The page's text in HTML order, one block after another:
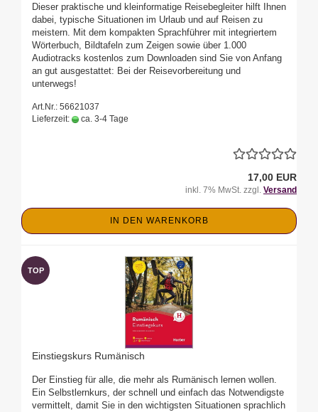
Dieser praktische und kleinformatige Reisebegleiter hilft Ihnen
dabei, typische Situationen im Urlaub und auf Reisen zu
meistern. Mit dem kompakten Sprachführer mit integriertem
Wörterbuch, Bildtafeln zum Zeigen sowie über 1.000
Audiotracks kostenlos zum Downloaden sind Sie von Anfang
an gut ausgestattet: Bei der Reisevorbereitung und
unterwegs!
Art.Nr.: 56621037
Lieferzeit:
ca. 3-4 Tage
17,00 EUR
inkl. 7% MwSt. zzgl. Versand
IN DEN WARENKORB
TOP
Einstiegskurs Rumänisch
Der Einstieg für alle, die mehr als Rumänisch lernen wollen.
Ein Selbstlernkurs, der schnell und einfach das Notwendigste
vermittelt, damit Sie in den wichtigsten Situationen sprachlich